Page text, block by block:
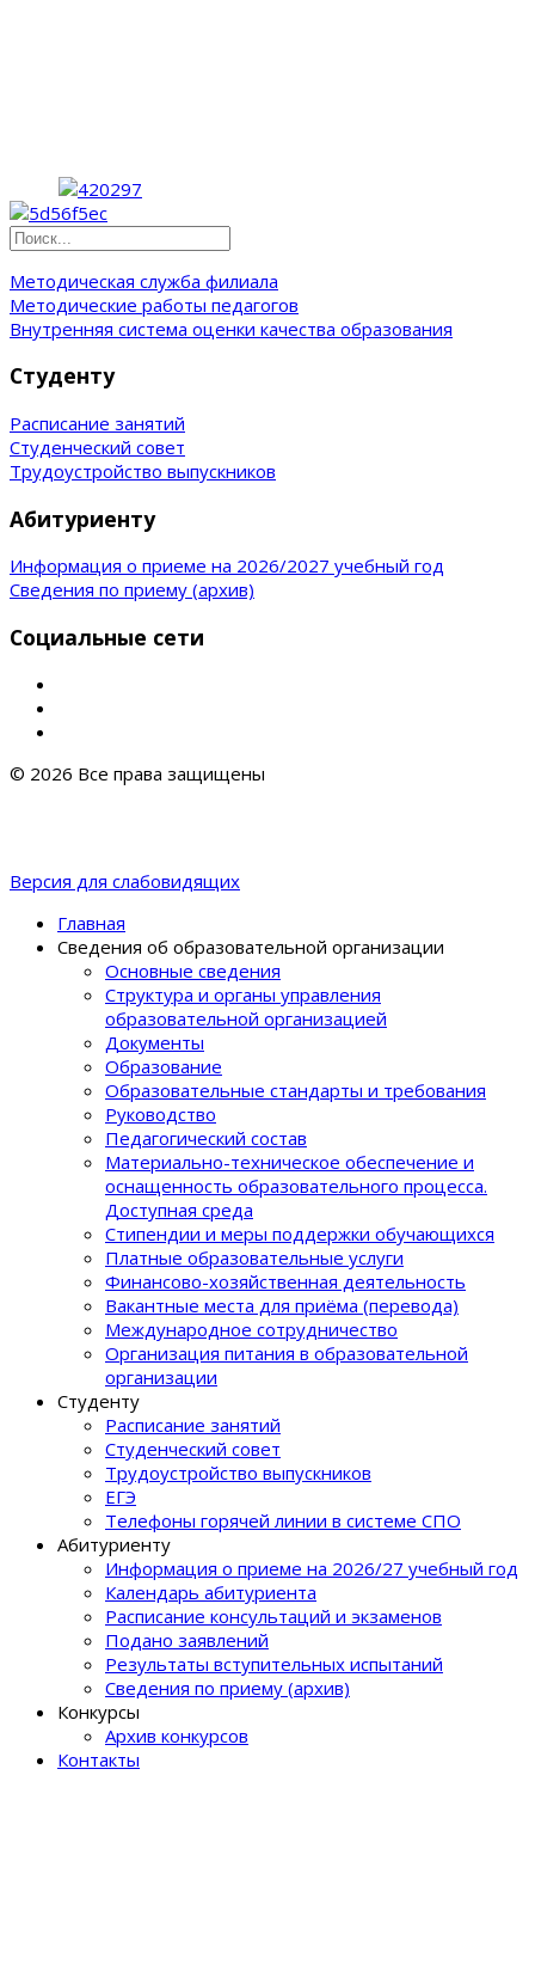
Методическая служба филиала
Методические работы педагогов
Внутренняя система оценки качества образования
Студенту
Расписание занятий
Студенческий совет
Трудоустройство выпускников
Абитуриенту
Информация о приеме на 2026/2027 учебный год
Сведения по приему (архив)
Социальные сети
© 2026 Все права защищены
Версия для слабовидящих
Главная
Сведения об образовательной организации
Основные сведения
Структура и органы управления
образовательной организацией
Документы
Образование
Образовательные стандарты и требования
Руководство
Педагогический состав
Материально-техническое обеспечение и
оснащенность образовательного процеcса.
Доступная среда
Стипендии и меры поддержки обучающихся
Платные образовательные услуги
Финансово-хозяйственная деятельность
Вакантные места для приёма (перевода)
Международное сотрудничество
Организация питания в образовательной
организации
Студенту
Расписание занятий
Студенческий совет
Трудоустройство выпускников
ЕГЭ
Телефоны горячей линии в системе СПО
Абитуриенту
Информация о приеме на 2026/27 учебный год
Календарь абитуриента
Расписание консультаций и экзаменов
Подано заявлений
Результаты вступительных испытаний
Сведения по приему (архив)
Конкурсы
Архив конкурсов
Контакты